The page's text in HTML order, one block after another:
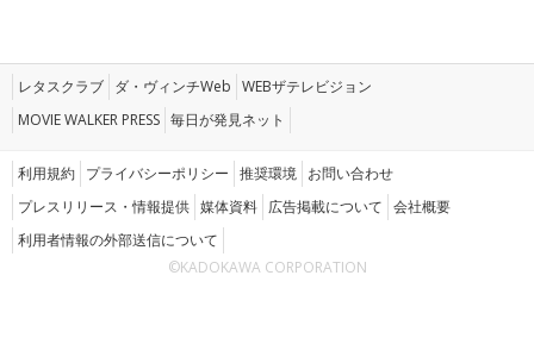
レタスクラブ ダ・ヴィンチWeb WEBザテレビジョン
MOVIE WALKER PRESS 毎日が発見ネット
利用規約 プライバシーポリシー 推奨環境 お問い合わせ
プレスリリース・情報提供 媒体資料 広告掲載について 会社概要
利用者情報の外部送信について
©KADOKAWA CORPORATION